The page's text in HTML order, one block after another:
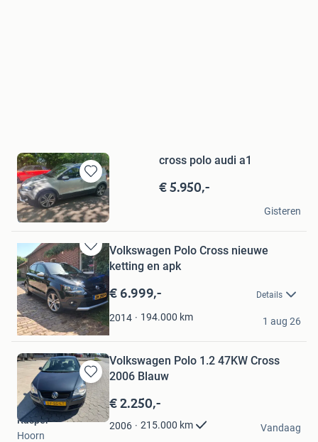
Bewaren
in
Mijn
Favorieten
cross polo audi a1
€ 5.950,-
H.V.L
Oudewater
Gisteren
Bewaren
in
Mijn
Favorieten
Volkswagen Polo Cross nieuwe
ketting en apk
€ 6.999,- Details
2014 194.000 km
baby spullen
Wijchen
1 aug 26
Bewaren
in
Mijn
Favorieten
Volkswagen Polo 1.2 47KW Cross
2006 Blauw
€ 2.250,-
2006 215.000 km
Kasper
Hoorn
Vandaag